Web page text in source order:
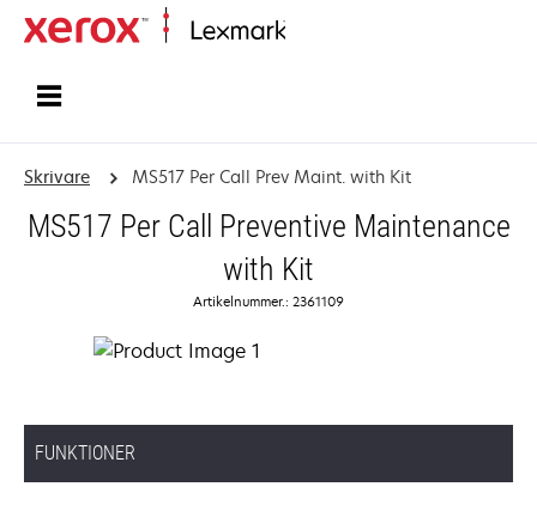
Skrivare MS517 Per Call Prev Maint. with Kit
MS517 Per Call Preventive Maintenance
with Kit
Artikelnummer.: 2361109
FUNKTIONER